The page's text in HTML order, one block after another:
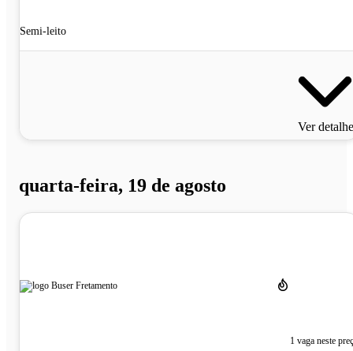
Semi-leito
Ver
quarta-feira, 19 de agosto
1 vaga neste